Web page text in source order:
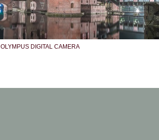
OLYMPUS DIGITAL CAMERA